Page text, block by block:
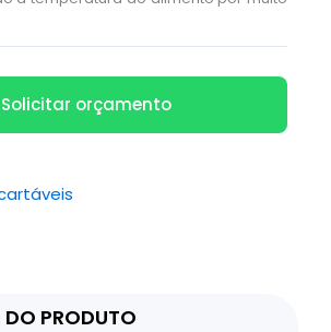
Solicitar orçamento
PRODUTO